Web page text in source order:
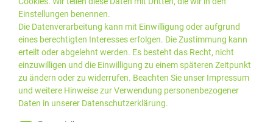
Einstellungen benennen.
Die Datenverarbeitung kann mit Einwilligung oder aufgrund
eines berechtigten Interesses erfolgen. Die Zustimmung kann
erteilt oder abgelehnt werden. Es besteht das Recht, nicht
einzuwilligen und die Einwilligung zu einem späteren Zeitpunkt
zu ändern oder zu widerrufen. Beachten Sie unser Impressum
und weitere Hinweise zur Verwendung personenbezogener
Daten in unserer Daten­schutz­erklärung.